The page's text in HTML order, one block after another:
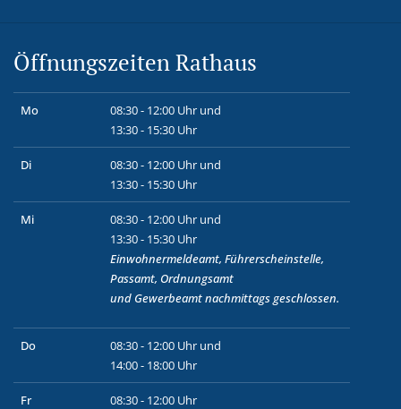
Öffnungszeiten Rathaus
Mo
08:30 - 12:00 Uhr und
13:30 - 15:30 Uhr
Di
08:30 - 12:00 Uhr und
13:30 - 15:30 Uhr
Mi
08:30 - 12:00 Uhr und
13:30 - 15:30 Uhr
Einwohnermeldeamt, Führerscheinstelle,
Passamt, Ordnungsamt
und Gewerbeamtnachmittags geschlossen.
Do
08:30 - 12:00 Uhr und
14:00 - 18:00 Uhr
Fr 08:30 - 12:00 Uhr